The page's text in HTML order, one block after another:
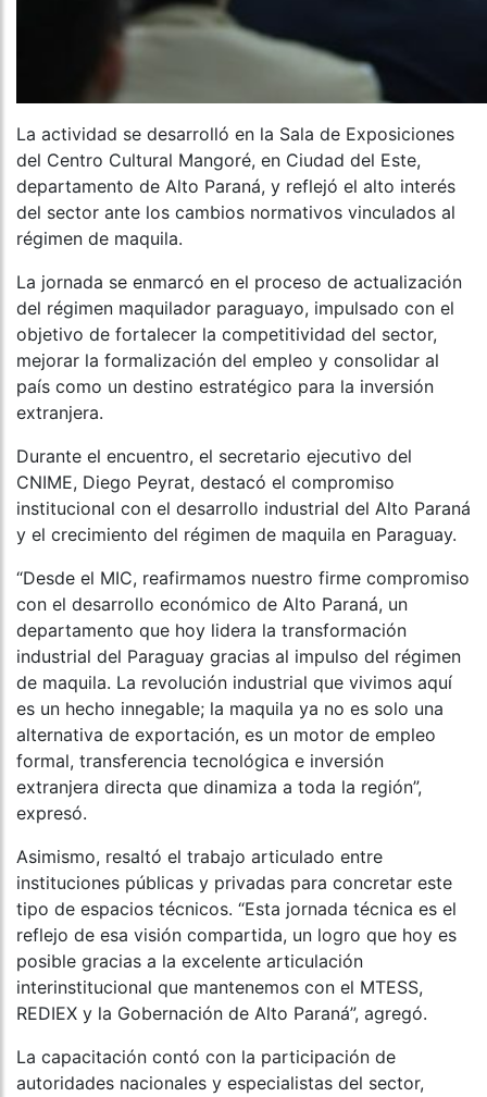
La actividad se desarrolló en la Sala de Exposiciones
del Centro Cultural Mangoré, en Ciudad del Este,
departamento de Alto Paraná, y reflejó el alto interés
del sector ante los cambios normativos vinculados al
régimen de maquila.
La jornada se enmarcó en el proceso de actualización
del régimen maquilador paraguayo, impulsado con el
objetivo de fortalecer la competitividad del sector,
mejorar la formalización del empleo y consolidar al
país como un destino estratégico para la inversión
extranjera.
Durante el encuentro, el secretario ejecutivo del
CNIME, Diego Peyrat, destacó el compromiso
institucional con el desarrollo industrial del Alto Paraná
y el crecimiento del régimen de maquila en Paraguay.
“Desde el MIC, reafirmamos nuestro firme compromiso
con el desarrollo económico de Alto Paraná, un
departamento que hoy lidera la transformación
industrial del Paraguay gracias al impulso del régimen
de maquila. La revolución industrial que vivimos aquí
es un hecho innegable; la maquila ya no es solo una
alternativa de exportación, es un motor de empleo
formal, transferencia tecnológica e inversión
extranjera directa que dinamiza a toda la región”,
expresó.
Asimismo, resaltó el trabajo articulado entre
instituciones públicas y privadas para concretar este
tipo de espacios técnicos. “Esta jornada técnica es el
reflejo de esa visión compartida, un logro que hoy es
posible gracias a la excelente articulación
interinstitucional que mantenemos con el MTESS,
REDIEX y la Gobernación de Alto Paraná”, agregó.
La capacitación contó con la participación de
autoridades nacionales y especialistas del sector,